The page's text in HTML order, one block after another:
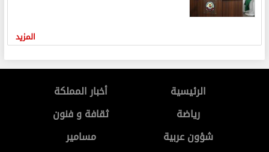
المزيد
الرئيسية
أخبار المملكة
رياضة
ثقافة و فنون
شؤون عربية
مسامير